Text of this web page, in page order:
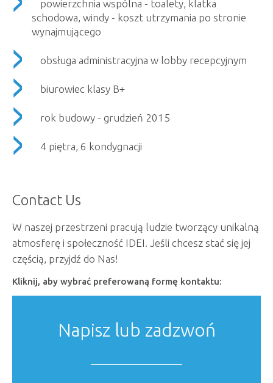
powierzchnia wspólna - toalety, klatka
schodowa, windy - koszt utrzymania po stronie
wynajmującego
obsługa administracyjna w lobby recepcyjnym
biurowiec klasy B+
rok budowy - grudzień 2015
4 piętra, 6 kondygnacji
Contact Us
W naszej przestrzeni pracują ludzie tworzący unikalną
atmosferę i społeczność IDEI. Jeśli chcesz stać się jej
częścią, przyjdź do Nas!
Kliknij, aby wybrać preferowaną formę kontaktu:
Napisz lub zadzwoń